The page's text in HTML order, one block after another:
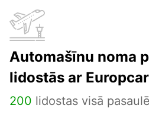
Automašīnu noma
lidostās ar Europcar
200 lidostas visā